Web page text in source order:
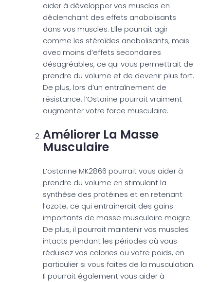
aider à développer vos muscles en
déclenchant des effets anabolisants
dans vos muscles. Elle pourrait agir
comme les stéroïdes anabolisants, mais
avec moins d’effets secondaires
désagréables, ce qui vous permettrait de
prendre du volume et de devenir plus fort.
De plus, lors d’un entraînement de
résistance, l’Ostarine pourrait vraiment
augmenter votre force musculaire.
Améliorer La Masse
Musculaire
L’ostarine MK2866 pourrait vous aider à
prendre du volume en stimulant la
synthèse des protéines et en retenant
l’azote, ce qui entraînerait des gains
importants de masse musculaire maigre.
De plus, il pourrait maintenir vos muscles
intacts pendant les périodes où vous
réduisez vos calories ou votre poids, en
particulier si vous faites de la musculation.
Il pourrait également vous aider à